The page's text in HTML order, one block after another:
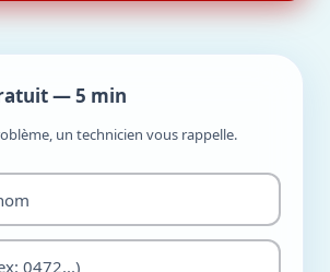
— 5 min
un technicien vous rappelle.